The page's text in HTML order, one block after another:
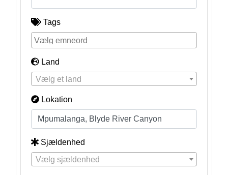
Tags
Land
Vælg et land
Lokation
Sjældenhed
Vælg sjældenhed